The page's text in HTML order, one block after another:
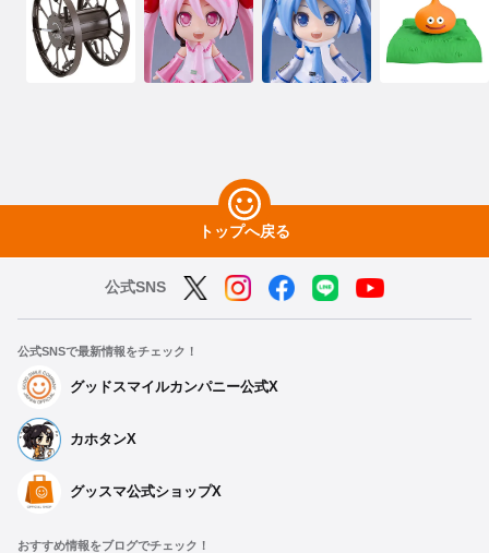
トップへ戻る
公式SNS
公式SNSで最新情報をチェック！
グッドスマイルカンパニー公式X
カホタンX
グッスマ公式ショップX
おすすめ情報をブログでチェック！